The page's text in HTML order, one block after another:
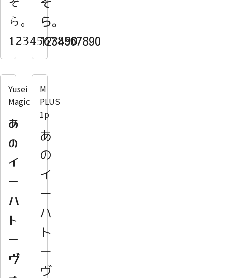
そ
ら。
1234567890
そ
ら。
1234567890
Yusei
Magic
あ
の
イ
ー
ハ
ト
ー
ヴ
M
PLUS
1p
あ
の
イ
ー
ハ
ト
ー
ヴ